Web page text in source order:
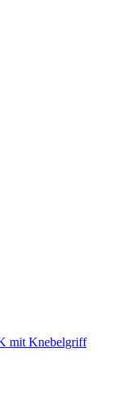
mit Knebelgriff